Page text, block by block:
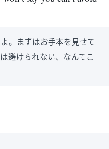
。まずはお手本を見せて
避けられない、なんてこ